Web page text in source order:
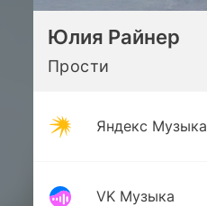
Юлия Райнер
Прости
Яндекс Музыка
VK Музыка